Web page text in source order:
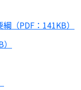
（PDF：141KB）